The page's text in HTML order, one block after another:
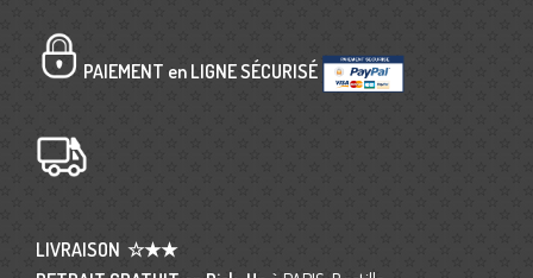
PAIEMENT en LIGNE SÉCURISÉ
LIVRAISON ☆★★